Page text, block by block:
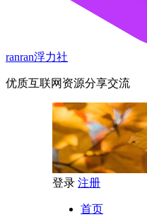
ranran浮力社
优质互联网资源分享交流
登录 注册
首页